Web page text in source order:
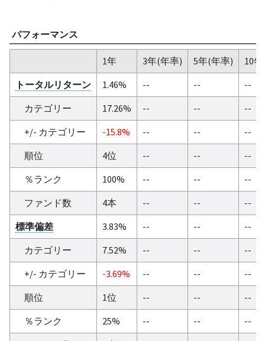
パフォーマンス
1年 3年(年率) 5年(年率)
10
トータルリターン
1.46% -- --
--
カテゴリー
17.26% -- --
--
+/- カテゴリー
-15.8% -- --
--
順位
4位 -- --
--
％ランク
100% -- --
--
ファンド数
4本 -- --
--
標準偏差
3.83% -- --
--
カテゴリー
7.52% -- --
--
+/- カテゴリー
-3.69% -- --
--
順位
1位 -- --
--
％ランク
25% -- --
--